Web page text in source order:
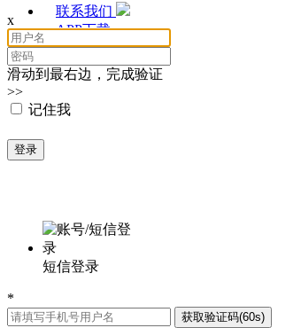
联系我们
APP下载
x
滑动到最右边，完成验证
>>
记住我
登录
短信登录
*
获取验证码(60s)